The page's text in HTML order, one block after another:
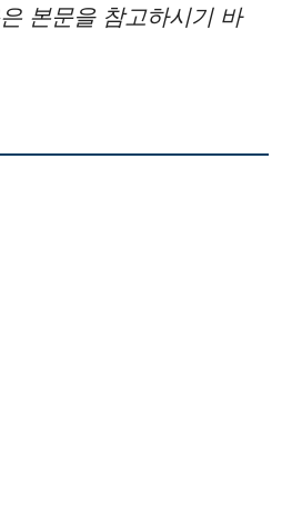
본문을 참고하시기 바